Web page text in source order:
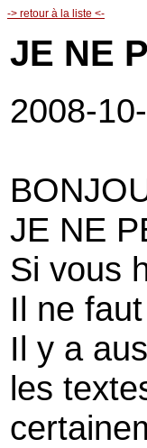
-> retour à la liste <-
JE NE
2008-
JE NE
Si vous
Il ne
Il y a
les